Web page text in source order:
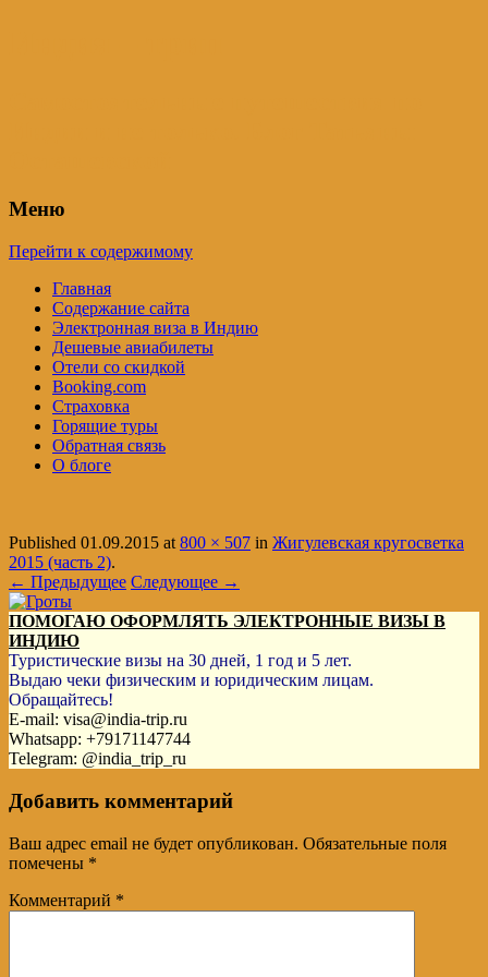
Меню
Перейти к содержимому
Главная
Содержание сайта
Электронная виза в Индию
Дешевые авиабилеты
Отели со скидкой
Booking.com
Страховка
Горящие туры
Обратная связь
О блоге
Published 01.09.2015 at800 × 507 in Жигулевская кругосветка
2015 (часть 2).
← Предыдущее Следующее →
ПОМОГАЮ ОФОРМЛЯТЬ ЭЛЕКТРОННЫЕ ВИЗЫ В
ИНДИЮ
Туристические визы на 30 дней, 1 год и 5 лет.
Выдаю чеки физическим и юридическим лицам.
Обращайтесь!
E-mail: visa@india-trip.ru
Whatsapp: +79171147744
Telegram: @india_trip_ru
Добавить комментарий
Ваш адрес email не будет опубликован. Обязательные поля
помечены *
Комментарий *